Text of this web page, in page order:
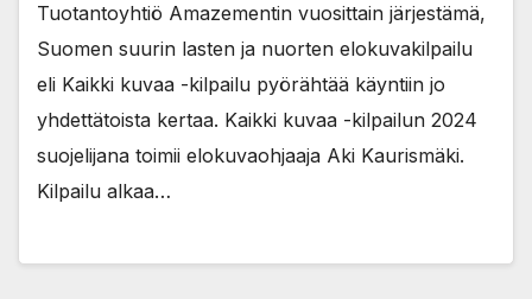
Tuotantoyhtiö Amazementin vuosittain järjestämä,
Suomen suurin lasten ja nuorten elokuvakilpailu
eli Kaikki kuvaa -kilpailu pyörähtää käyntiin jo
yhdettätoista kertaa. Kaikki kuvaa -kilpailun 2024
suojelijana toimii elokuvaohjaaja Aki Kaurismäki.
Kilpailu alkaa…